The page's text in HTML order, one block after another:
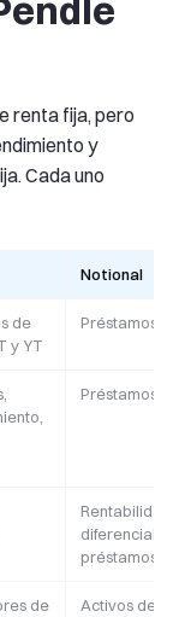
renta fija, pero
y
Cada uno
Notional
de
y YT
Préstamos
Préstamos
diferencial
préstamos
de
Activos de